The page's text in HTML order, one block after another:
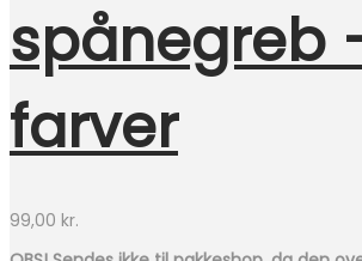
spånegreb
farver
99,00 kr.